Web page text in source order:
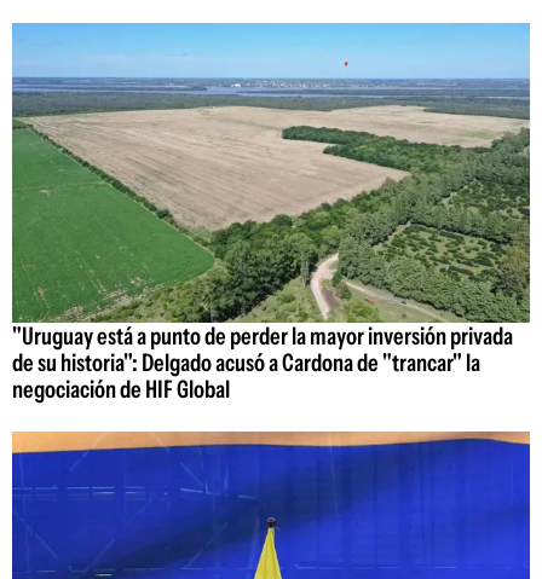
"Uruguay está a punto de perder la mayor inversión privada
de su historia": Delgado acusó a Cardona de "trancar" la
negociación de HIF Global